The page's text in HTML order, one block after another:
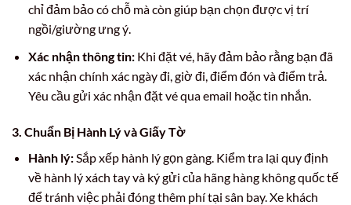
chỉ đảm bảo có chỗ mà còn giúp bạn chọn được vị trí
ngồi/giường ưng ý.
Xác nhận thông tin:Khi đặt vé, hãy đảm bảo rằng bạn đã
xác nhận chính xác ngày đi, giờ đi, điểm đón và điểm trả.
Yêu cầu gửi xác nhận đặt vé qua email hoặc tin nhắn.
3. Chuẩn Bị Hành Lý và Giấy Tờ
Hành lý:Sắp xếp hành lý gọn gàng. Kiểm tra lại quy định
về hành lý xách tay và ký gửi của hãng hàng không quốc tế
để tránh việc phải đóng thêm phí tại sân bay. Xe khách